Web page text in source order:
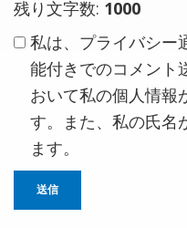
残り文字数: 1000
私は、プライバシー
能付きでのコメント
おいて私の個人情報
す。また、私の氏名
ます。
送信